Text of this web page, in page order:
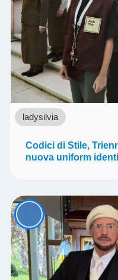
ladysilvia
Codici di Stile,
nuova uniform